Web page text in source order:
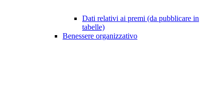
Dati relativi ai premi (da pubblicare in
tabelle)
Benessere organizzativo